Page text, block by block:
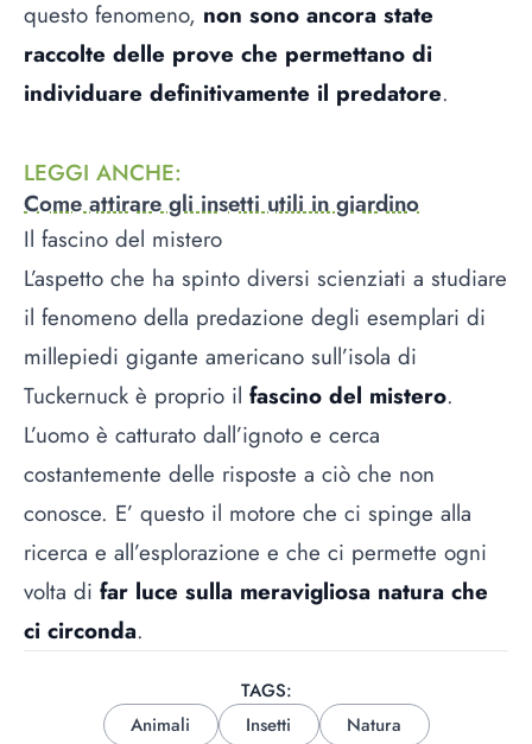
questo fenomeno, non sono ancora state
raccolte delle prove che permettano di
individuare definitivamente il predatore.
LEGGI ANCHE:
Come attirare gli insetti utili in giardino
Il fascino del mistero
L’aspetto che ha spinto diversi scienziati a studiare
il fenomeno della predazione degli esemplari di
millepiedi gigante americano sull’isola di
Tuckernuck è proprio il fascino del mistero.
L’uomo è catturato dall’ignoto e cerca
costantemente delle risposte a ciò che non
conosce. E’ questo il motore che ci spinge alla
ricerca e all’esplorazione e che ci permette ogni
volta di far luce sulla meravigliosa natura che
ci circonda.
TAGS:
Animali
Insetti Natura